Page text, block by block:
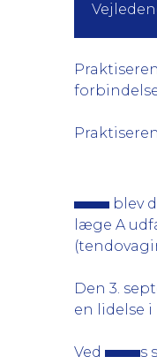
blev
læge A
Den 3.
en lidelse
Ved s